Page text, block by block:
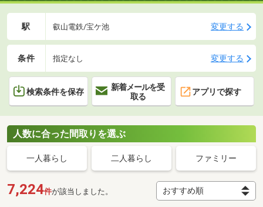
駅 叡山電鉄/宝ケ池 変更する
条件 指定なし 変更する
検索条件を保存
新着メールを受
取る
アプリで探す
人数に合った間取りを選ぶ
一人暮らし 二人暮らし ファミリー
7,224件が該当しました。